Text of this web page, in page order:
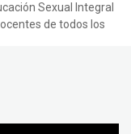
Sexual Integral
de todos los